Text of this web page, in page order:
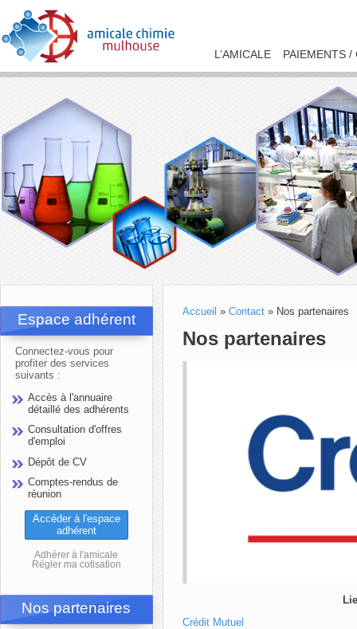
L’AMICALE PAIEMENTS /
Espace adhérent
Connectez-vous pour
profiter des services
suivants :
Accès à l'annuaire
détaillé des adhérents
Consultation d'offres
d'emploi
Dépôt de CV
Comptes-rendus de
réunion
Accéder à l'espace
adhérent
Adhérer à l'amicale
Régler ma cotisation
Nos partenaires
Accueil » Contact » Nos partenaires
Nos partenaires
Crédit Mutuel